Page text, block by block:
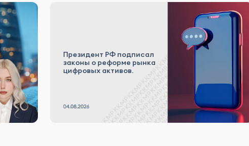
Президент РФ подписал
законы о реформе рынка
цифровых активов.